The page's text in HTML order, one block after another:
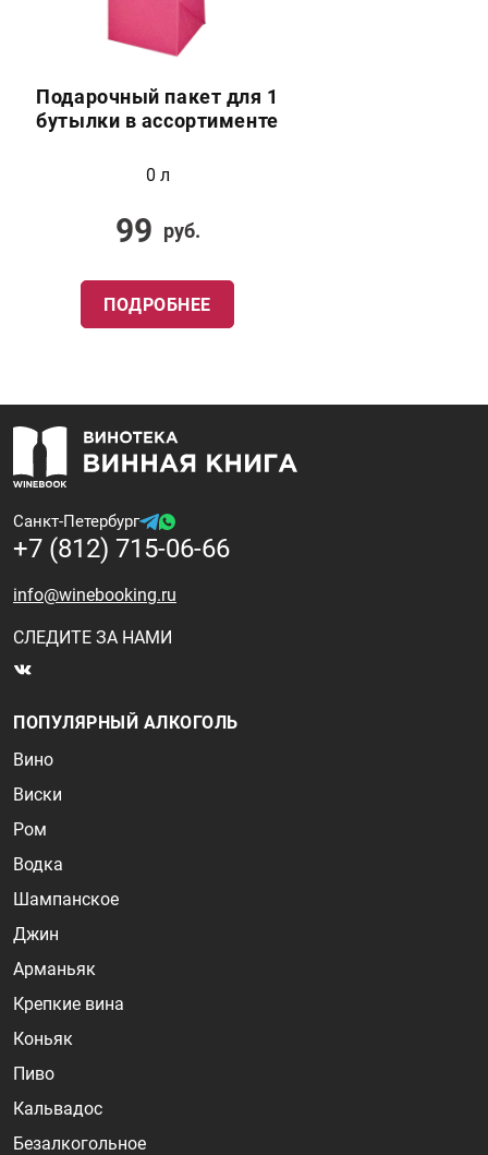
Подарочный пакет для 1
бутылки в ассортименте
0 л
99 руб.
ПОДРОБНЕЕ
Санкт-Петербург
+7 (812) 715-06-66
info@winebooking.ru
СЛЕДИТЕ ЗА НАМИ
ПОПУЛЯРНЫЙ АЛКОГОЛЬ
Вино
Виски
Ром
Водка
Шампанское
Джин
Арманьяк
Крепкие вина
Коньяк
Пиво
Кальвадос
Безалкогольное